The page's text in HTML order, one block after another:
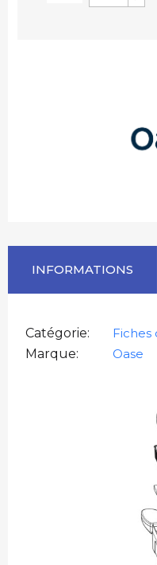
INFORMATIONS
Catégorie
Fiches
Marque
Oase